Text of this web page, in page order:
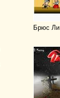
Брюс